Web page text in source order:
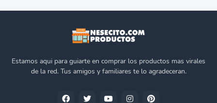
Estamos aqui para guiarte en comprar los productos mas virales
de la red. Tus amigos y familiares te lo agradeceran.